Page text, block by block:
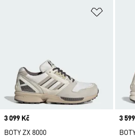
Price
3 099 Kč
BOTY ZX 8000
Price
3